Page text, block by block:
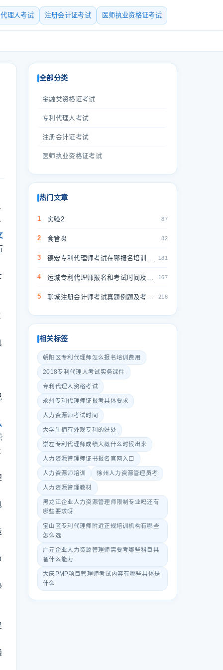
理人考试 注册会计证考试 医师执业资格证考试
全部分类
金融类资格证考试
专利代理人考试
注册会计证考试
医师执业资格证考试
热门文章
1 实验2 87
2 食管炎 82
3 181
4 167
5 218
相关标签
朝阳区专利代理师怎么报名培训费用
2018专利代理人考试实务课件
专利代理人资格考试
永州专利代理师证报考具体要求
人力资源师考试时间
大学生拥有外观专利的好处
崇左专利代理师成绩大概什么时候出来
人力资源管理师证书报名官网入口
人力资源师培训 徐州人力资源管理员考
人力资源管理教材
黑龙江企业人力资源管理师限制专业吗还有
哪些要求呀
宝山区专利代理师附近正规培训机构有哪些
怎么选
广元企业人力资源管理师需要考哪些科目具
备什么能力
大庆PMP项目管理师考试内容有哪些具体是
什么